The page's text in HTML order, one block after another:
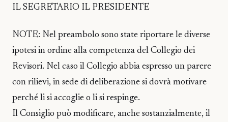
IL SEGRETARIO IL PRESIDENTE
NOTE: Nel preambolo sono state riportare le diverse
ipotesi in ordine alla competenza del Collegio dei
Revisori. Nel caso il Collegio abbia espresso un parere
con rilievi, in sede di deliberazione si dovrà motivare
perché li si accoglie o li si respinge.
Il Consiglio può modificare, anche sostanzialmente, il